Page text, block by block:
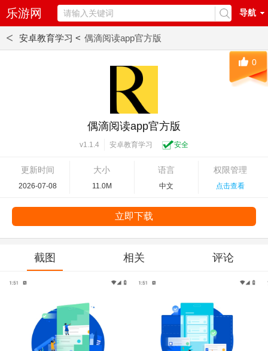
乐游网 导航
< 安卓教育学习 < 偶滴阅读app官方版
偶滴阅读app官方版
v1.1.4 安卓教育学习 安全
更新时间
2026-07-08
大小
11.0M
语言
中文
权限管理
点击查看
0
立即下载
截图 相关 评论